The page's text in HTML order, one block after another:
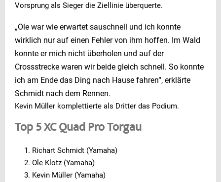
Vorsprung als Sieger die Ziellinie überquerte.
„Ole war wie erwartet sauschnell und ich konnte
wirklich nur auf einen Fehler von ihm hoffen. Im Wald
konnte er mich nicht überholen und auf der
Crossstrecke waren wir beide gleich schnell. So konnte
ich am Ende das Ding nach Hause fahren“, erklärte
Schmidt nach dem Rennen.
Kevin Müller komplettierte als Dritter das Podium.
Top 5 XC Quad Pro Torgau
Richart Schmidt (Yamaha)
Ole Klotz (Yamaha)
Kevin Müller (Yamaha)